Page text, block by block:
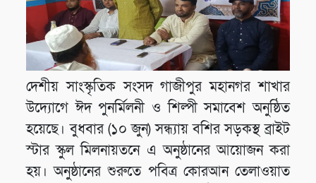
দেশীয় সাংস্কৃতিক সংসদ গাজীপুর মহানগর শাখার
উদ্যোগে ঈদ পুনর্মিলনী ও শিল্পী সমাবেশ অনুষ্ঠিত
হয়েছে। বুধবার (১০ জুন) সন্ধ্যায় বশির সড়কস্থ ব্রাইট
স্টার স্কুল মিলনায়তনে এ অনুষ্ঠানের আয়োজন করা
হয়। অনুষ্ঠানের শুরুতে পবিত্র কোরআন তেলাওয়াত